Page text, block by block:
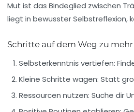
Mut ist das Bindeglied zwischen
liegt in bewusster Selbstreflexion,
Schritte auf dem Weg zu
Selbsterkenntnis vertiefen:
Kleine Schritte wagen: Statt
Ressourcen nutzen: Suche dir